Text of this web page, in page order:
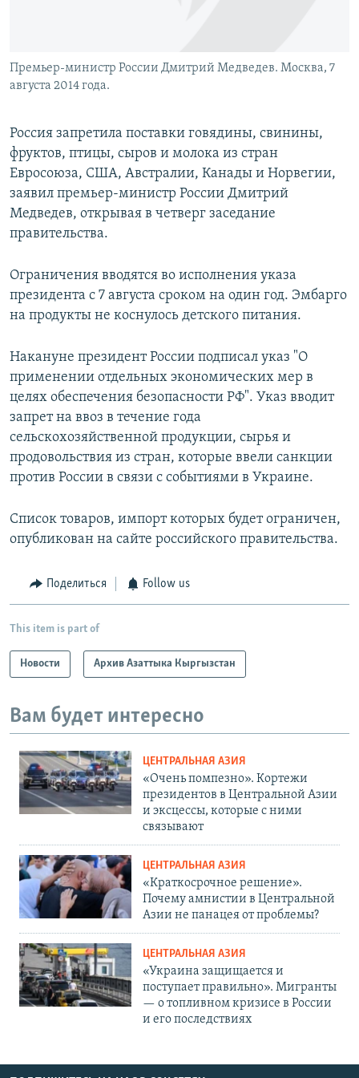
Премьер-министр России Дмитрий Медведев. Москва, 7
августа 2014 года.
Россия запретила поставки говядины, свинины,
фруктов, птицы, сыров и молока из стран
Евросоюза, США, Австралии, Канады и Норвегии,
заявил премьер-министр России Дмитрий
Медведев, открывая в четверг заседание
правительства.
Ограничения вводятся во исполнения указа
президента с 7 августа сроком на один год. Эмбарго
на продукты не коснулось детского питания.
Накануне президент России подписал указ "О
применении отдельных экономических мер в
целях обеспечения безопасности РФ". Указ вводит
запрет на ввоз в течение года
сельскохозяйственной продукции, сырья и
продовольствия из стран, которые ввели санкции
против России в связи с событиями в Украине.
Список товаров, импорт которых будет ограничен,
опубликован на сайте российского правительства.
Поделиться Follow us
This item is part of
Новости Архив Азаттыка Кыргызстан
Вам будет интересно
ЦЕНТРАЛЬНАЯ АЗИЯ
«Очень помпезно». Кортежи
президентов в Центральной Азии
и эксцессы, которые с ними
связывают
ЦЕНТРАЛЬНАЯ АЗИЯ
«Краткосрочное решение».
Почему амнистии в Центральной
Азии не панацея от проблемы?
ЦЕНТРАЛЬНАЯ АЗИЯ
«Украина защищается и
поступает правильно». Мигранты
— о топливном кризисе в России
и его последствиях